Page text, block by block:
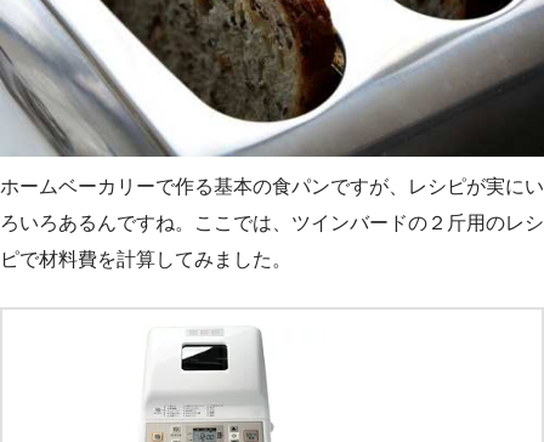
ホームベーカリーで作る基本の食パンですが、レシピが実にい
ろいろあるんですね。ここでは、ツインバードの２斤用のレシ
ピで材料費を計算してみました。